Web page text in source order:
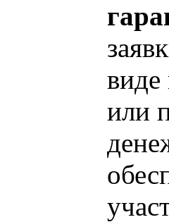
виде
или